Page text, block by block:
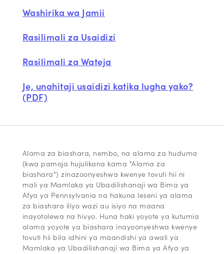
Washirika wa Jamii
Rasilimali za Usaidizi
Rasilimali za Wateja
Je, unahitaji usaidizi katika lugha yako?
(PDF)
Alama za biashara, nembo, na alama za huduma
(kwa pamoja hujulikana kama "Alama za
biashara") zinazoonyeshwa kwenye tovuti hii ni
mali ya Mamlaka ya Ubadilishanaji wa Bima ya
Afya ya Pennsylvania na hakuna leseni ya alama
za biashara iliyo wazi au isiyo na maana
inayotolewa na hivyo. Huna haki yoyote ya kutumia
alama yoyote ya biashara inayoonyeshwa kwenye
tovuti hii bila idhini ya maandishi ya awali ya
Mamlaka ya Ubadilishanaji wa Bima ya Afya ya